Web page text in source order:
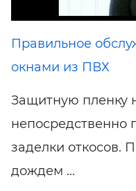
Правильное
окнами из ПВХ
Защитную пленку
непосредственно
заделки откосов.
дождем ...